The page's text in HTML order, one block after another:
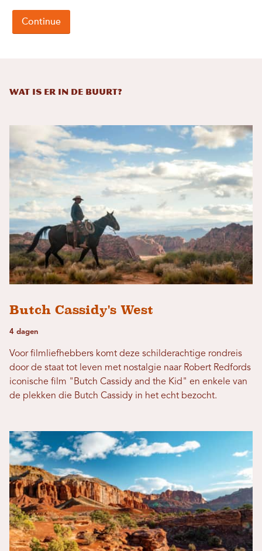
Wat is er in de buurt?
Butch Cassidy's West
4 dagen
Voor filmliefhebbers komt deze schilderachtige rondreis
door de staat tot leven met nostalgie naar Robert Redfords
iconische film "Butch Cassidy and the Kid" en enkele van
de plekken die Butch Cassidy in het echt bezocht.